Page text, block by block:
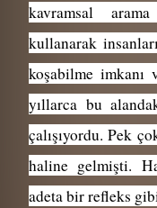
kavramsal
kullanarak
koşabilme
yıllarca bu
çalışıyordu. Pek
haline gelmişti.
adeta bir refleks